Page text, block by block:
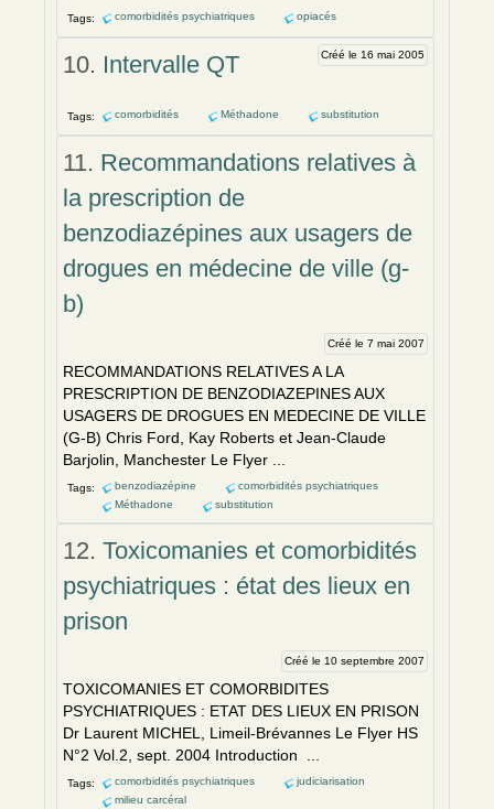
Tags: comorbidités psychiatriques opiacés
10. Intervalle QT Créé le 16 mai 2005
Tags: comorbidités Méthadone substitution
11. Recommandations relatives à
la prescription de
benzodiazépines aux usagers de
drogues en médecine de ville (g-
b)
Créé le 7 mai 2007
RECOMMANDATIONS RELATIVES A LA
PRESCRIPTION DE BENZODIAZEPINES AUX
USAGERS DE DROGUES EN MEDECINE DE VILLE
(G-B) Chris Ford, Kay Roberts et Jean-Claude
Barjolin, Manchester Le Flyer ...
Tags: benzodiazépine
comorbidités psychiatriques
Méthadone
substitution
12. Toxicomanies et comorbidités
psychiatriques : état des lieux en
prison
Créé le 10 septembre 2007
TOXICOMANIES ET COMORBIDITES
PSYCHIATRIQUES : ETAT DES LIEUX EN PRISON
Dr Laurent MICHEL, Limeil-Brévannes Le Flyer HS
N°2 Vol.2, sept. 2004 Introduction ...
Tags: comorbidités psychiatriques
judiciarisation
milieu carcéral